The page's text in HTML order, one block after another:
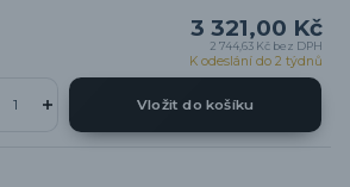
3 321,00 Kč
2 744,63 Kč bez DPH
K odeslání do 2 týdnů
Vložit do košíku